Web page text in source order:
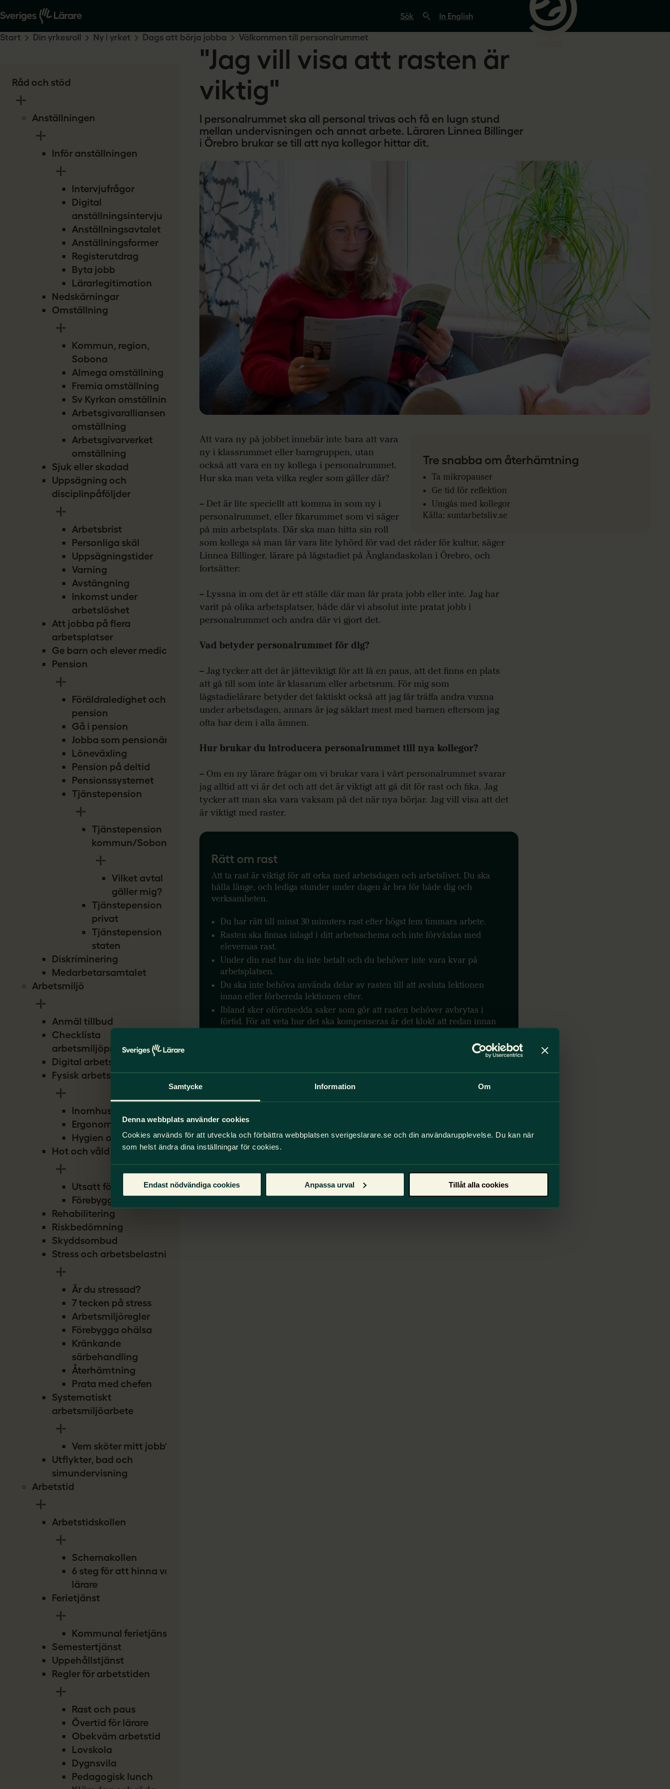
Samtycke Information Om
Denna webbplats använder cookies
Cookies används för att utveckla och förbättra webbplatsen sverigeslarare.se och din användarupplevelse. Du kan när
som helst ändra dina inställningar för cookies.
Endast nödvändiga cookies Anpassa urval Tillåt alla cookies
ö
p
v
l
ä
r
a
In English
Råd och stöd
Anställningen
Inför anställningen
Intervjufrågor
Digital
anställningsintervju
Anställningsavtalet
Anställningsformer
Registerutdrag
Byta jobb
Lärarlegitimation
Nedskärningar
Omställning
Kommun, region,
Sobona
Almega omställning
Fremia omställning
Sv Kyrkan omställning
Arbetsgivaralliansen
omställning
Arbetsgivarverket
omställning
Sjuk eller skadad
Uppsägning och
disciplinpåföljder
Arbetsbrist
Personliga skäl
Uppsägningstider
Varning
Avstängning
Inkomst under
arbetslöshet
Att jobba på flera
arbetsplatser
Ge barn och elever medicin
Pension
Föräldraledighet och
pension
Gå i pension
Jobba som pensionär
Löneväxling
Pension på deltid
Pensionssystemet
Tjänstepension
Tjänstepension
kommun/Sobona
Vilket avtal
gäller mig?
Tjänstepension
privat
Tjänstepension
staten
Diskriminering
Medarbetarsamtalet
Arbetsmiljö
Anmäl tillbud
Checklista
arbetsmiljöproblem
Digital arbetsmiljö
Fysisk arbetsmiljö
Inomhusmiljö
Ergonomi
Hygien och smitta
Hot och våld
Utsatt för hot
Förebygg hot
Rehabilitering
Riskbedömning
Skyddsombud
Stress och arbetsbelastning
Är du stressad?
7 tecken på stress
Arbetsmiljöregler
Förebygga ohälsa
Kränkande
särbehandling
Återhämtning
Prata med chefen
Systematiskt
arbetsmiljöarbete
Vem sköter mitt jobb?
Utflykter, bad och
simundervisning
Arbetstid
Arbetstidskollen
Schemakollen
6 steg för att hinna vara
lärare
Ferietjänst
Kommunal ferietjänst
Semestertjänst
Uppehållstjänst
Regler för arbetstiden
Rast och paus
Övertid för lärare
Obekväm arbetstid
Lovskola
Dygnsvila
Pedagogisk lunch
Start Din yrkesroll Ny i yrket Dags att börja jobba Välkommen till personalrummet
"Jag vill visa att rasten är
viktig"
I personalrummet ska all personal trivas och få en lugn stund
mellan undervisningen och annat arbete. Läraren Linnea Billinger
i Örebro brukar se till att nya kollegor hittar dit.
Tre snabba om återhämtning
Ta mikropauser
Ge tid för reflektion
Umgås med kollegor
Källa: suntarbetsliv.se
Att vara ny på jobbet innebär inte bara att vara
ny i klassrummet eller barngruppen, utan
också att vara en ny kollega i personalrummet.
Hur ska man veta vilka regler som gäller där?
– Det är lite speciellt att komma in som ny i
personalrummet, eller fikarummet som vi säger
på min arbetsplats. Där ska man hitta sin roll
som kollega så man får vara lite lyhörd för vad det råder för kultur, säger
Linnea Billinger, lärare på lågstadiet på Änglandaskolan i Örebro, och
fortsätter:
– Lyssna in om det är ett ställe där man får prata jobb eller inte. Jag har
varit på olika arbetsplatser, både där vi absolut inte pratat jobb i
personalrummet och andra där vi gjort det.
Vad betyder personalrummet för dig?
– Jag tycker att det är jätteviktigt för att få en paus, att det finns en plats
att gå till som inte är klassrum eller arbetsrum. För mig som
lågstadielärare betyder det faktiskt också att jag får träffa andra vuxna
under arbetsdagen, annars är jag såklart mest med barnen eftersom jag
ofta har dem i alla ämnen.
Hur brukar du introducera personalrummet till nya kollegor?
– Om en ny lärare frågar om vi brukar vara i vårt personalrummet svarar
jag alltid att vi är det och att det är viktigt att gå dit för rast och fika. Jag
tycker att man ska vara vaksam på det när nya börjar. Jag vill visa att det
är viktigt med raster.
Rätt om rast
Att ta rast är viktigt för att orka med arbetsdagen och arbetslivet. Du ska
hålla länge, och lediga stunder under dagen är bra för både dig och
verksamheten.
Du har rätt till minst 30 minuters rast efter högst fem timmars arbete.
Rasten ska finnas inlagd i ditt arbetsschema och inte förväxlas med
elevernas rast.
Under din rast har du inte betalt och du behöver inte vara kvar på
arbetsplatsen.
Du ska inte behöva använda delar av rasten till att avsluta lektionen
innan eller förbereda lektionen efter.
Ibland sker oförutsedda saker som gör att rasten behöver avbrytas i
förtid. För att veta hur det ska kompenseras är det klokt att redan innan
Har du synpunkter på lärarrummet eller rasterna/pauserna under dagen?
Prata med rektorn eller din närmaste chef. Du kan också alltid vända dig
Text: Alexandra Larsson
Artikeln publicerades ursprungligen i en specialutgåva av Vi Lärare som är
och gavs ut våren 2025.